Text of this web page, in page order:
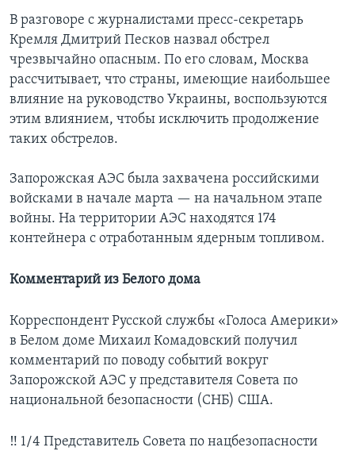
В разговоре с журналистами пресс-секретарь
Кремля Дмитрий Песков назвал обстрел
чрезвычайно опасным. По его словам, Москва
рассчитывает, что страны, имеющие наибольшее
влияние на руководство Украины, воспользуются
этим влиянием, чтобы исключить продолжение
таких обстрелов.
Запорожская АЭС была захвачена российскими
войсками в начале марта — на начальном этапе
войны. На территории АЭС находятся 174
контейнера с отработанным ядерным топливом.
Комментарий из Белого дома
Корреспондент Русской службы «Голоса Америки»
в Белом доме Михаил Комадовский получил
комментарий по поводу событий вокруг
Запорожской АЭС у представителя Совета по
национальной безопасности (СНБ) США.
‼️ 1/4 Представитель Совета по нацбезопасности